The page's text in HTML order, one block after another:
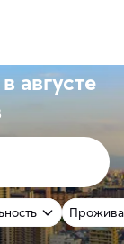
августе